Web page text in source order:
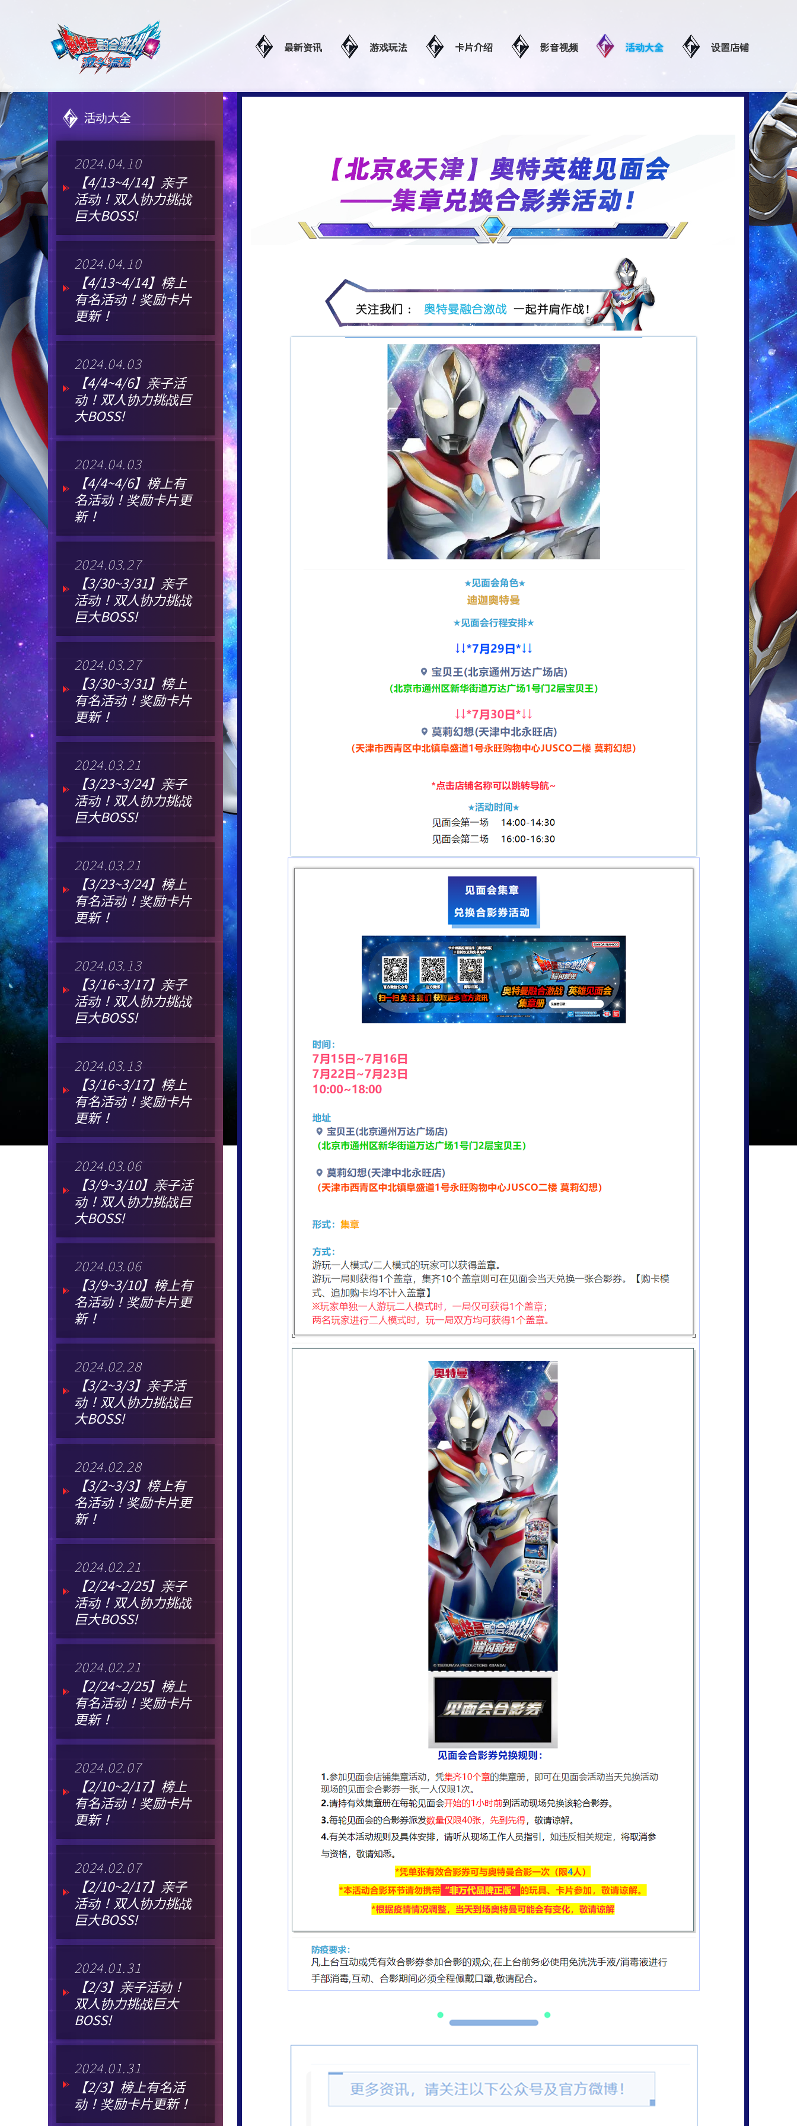
最新资讯 游戏玩法 卡片介绍 影音视频 活动大全 设置店铺
活动大全
2024.04.10
【4/13~4/14】亲子
活动！双人协力挑战
巨大BOSS!
2024.04.10
【4/13~4/14】榜上
有名活动！奖励卡片
更新！
2024.04.03
【4/4~4/6】亲子活
动！双人协力挑战巨
大BOSS!
2024.04.03
【4/4~4/6】榜上有
名活动！奖励卡片更
新！
2024.03.27
【3/30~3/31】亲子
活动！双人协力挑战
巨大BOSS!
2024.03.27
【3/30~3/31】榜上
有名活动！奖励卡片
更新！
2024.03.21
【3/23~3/24】亲子
活动！双人协力挑战
巨大BOSS!
2024.03.21
【3/23~3/24】榜上
有名活动！奖励卡片
更新！
2024.03.13
【3/16~3/17】亲子
活动！双人协力挑战
巨大BOSS!
2024.03.13
【3/16~3/17】榜上
有名活动！奖励卡片
更新！
2024.03.06
【3/9~3/10】亲子活
动！双人协力挑战巨
大BOSS!
2024.03.06
【3/9~3/10】榜上有
名活动！奖励卡片更
新！
2024.02.28
【3/2~3/3】亲子活
动！双人协力挑战巨
大BOSS!
2024.02.28
【3/2~3/3】榜上有
名活动！奖励卡片更
新！
2024.02.21
【2/24~2/25】亲子
活动！双人协力挑战
巨大BOSS!
2024.02.21
【2/24~2/25】榜上
有名活动！奖励卡片
更新！
2024.02.07
【2/10~2/17】榜上
有名活动！奖励卡片
更新！
2024.02.07
【2/10~2/17】亲子
活动！双人协力挑战
巨大BOSS!
2024.01.31
【2/3】亲子活动！
双人协力挑战巨大
BOSS!
2024.01.31
【2/3】榜上有名活
动！奖励卡片更新！